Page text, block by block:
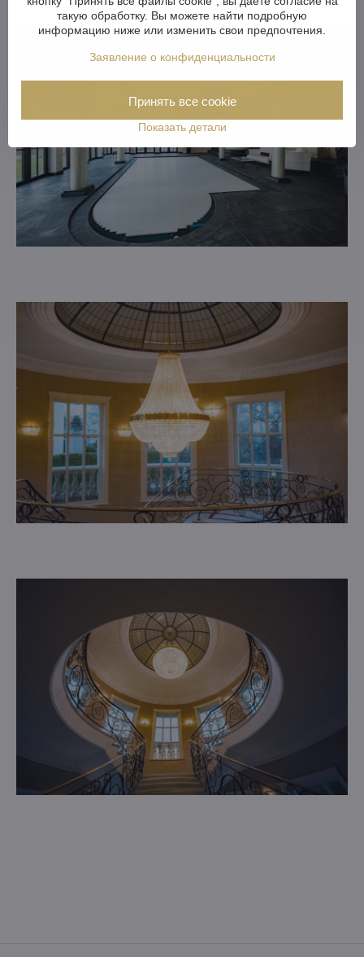
такую обработку. Вы можете найти подробную
информацию ниже или изменить свои предпочтения.
Заявление о конфиденциальности
Показать детали
Принять все cookie